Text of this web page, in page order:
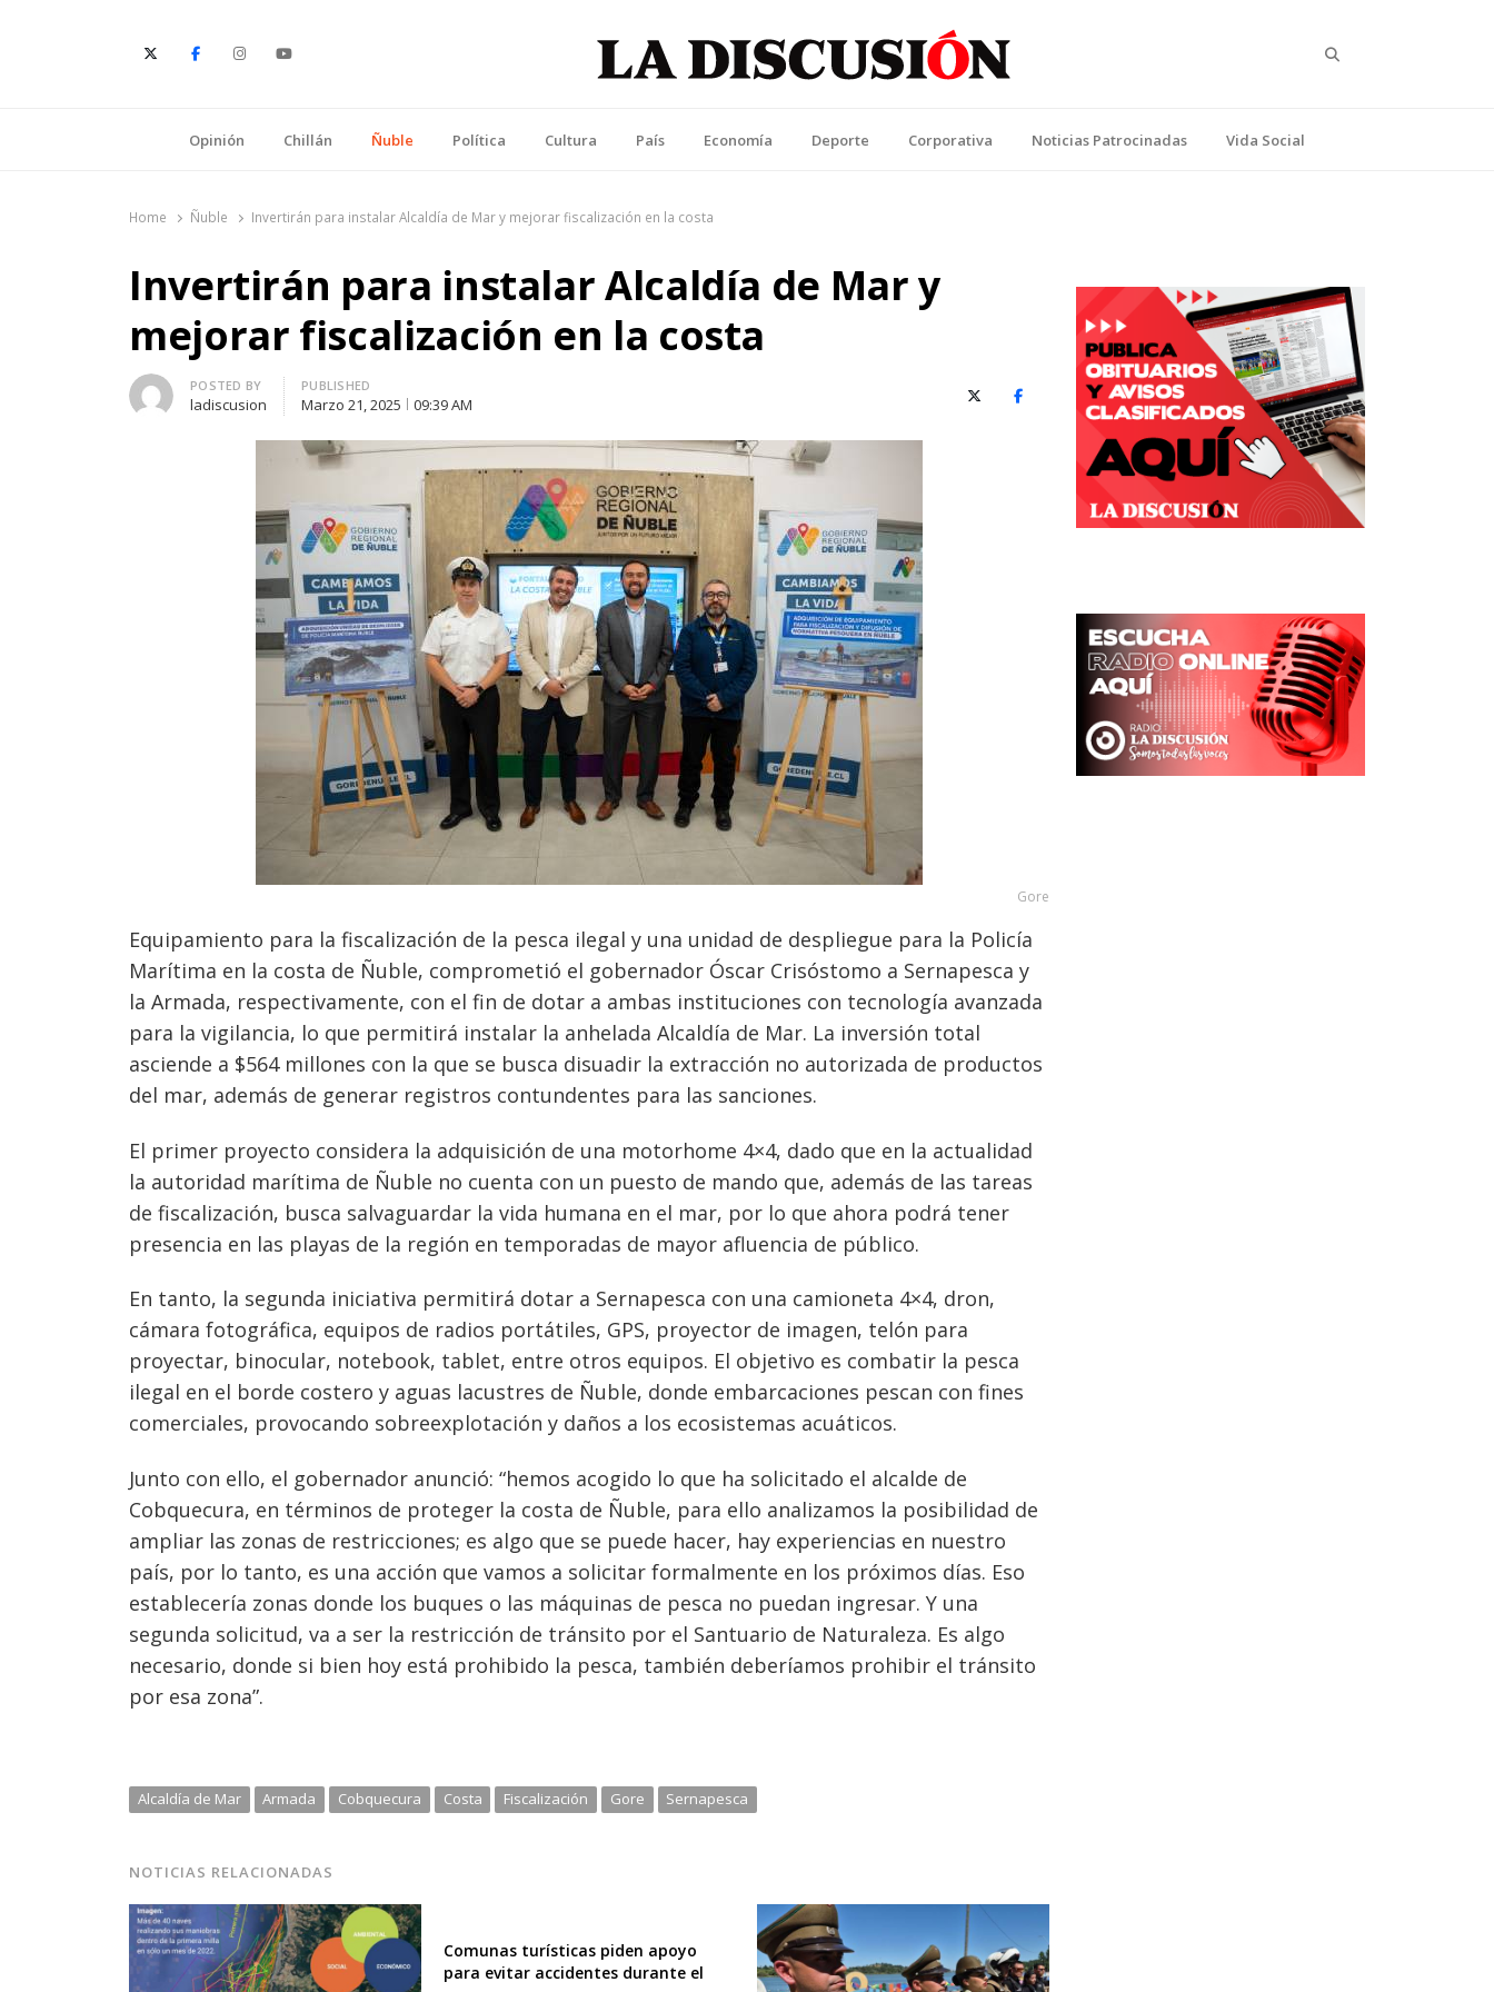
Opinión Chillán Ñuble Política Cultura País Economía Deporte Corporativa Noticias Patrocinadas Vida Social
Home Ñuble Invertirán para instalar Alcaldía de Mar y mejorar fiscalización en la costa
Invertirán para instalar Alcaldía de Mar y
mejorar fiscalización en la costa
Author
POSTED BY
ladiscusion
PUBLISHED
Marzo 21, 2025 09:39 AM X (Twitter)Facebook
Gore
Equipamiento para la fiscalización de la pesca ilegal y una unidad de despliegue para la Policía
Marítima en la costa de Ñuble, comprometió el gobernador Óscar Crisóstomo a Sernapesca y
la Armada, respectivamente, con el fin de dotar a ambas instituciones con tecnología avanzada
para la vigilancia, lo que permitirá instalar la anhelada Alcaldía de Mar. La inversión total
asciende a $564 millones con la que se busca disuadir la extracción no autorizada de productos
del mar, además de generar registros contundentes para las sanciones.
El primer proyecto considera la adquisición de una motorhome 4×4, dado que en la actualidad
la autoridad marítima de Ñuble no cuenta con un puesto de mando que, además de las tareas
de fiscalización, busca salvaguardar la vida humana en el mar, por lo que ahora podrá tener
presencia en las playas de la región en temporadas de mayor afluencia de público.
En tanto, la segunda iniciativa permitirá dotar a Sernapesca con una camioneta 4×4, dron,
cámara fotográfica, equipos de radios portátiles, GPS, proyector de imagen, telón para
proyectar, binocular, notebook, tablet, entre otros equipos. El objetivo es combatir la pesca
ilegal en el borde costero y aguas lacustres de Ñuble, donde embarcaciones pescan con fines
comerciales, provocando sobreexplotación y daños a los ecosistemas acuáticos.
Junto con ello, el gobernador anunció: “hemos acogido lo que ha solicitado el alcalde de
Cobquecura, en términos de proteger la costa de Ñuble, para ello analizamos la posibilidad de
ampliar las zonas de restricciones; es algo que se puede hacer, hay experiencias en nuestro
país, por lo tanto, es una acción que vamos a solicitar formalmente en los próximos días. Eso
establecería zonas donde los buques o las máquinas de pesca no puedan ingresar. Y una
segunda solicitud, va a ser la restricción de tránsito por el Santuario de Naturaleza. Es algo
necesario, donde si bien hoy está prohibido la pesca, también deberíamos prohibir el tránsito
por esa zona”.
Alcaldía de Mar Armada Cobquecura Costa Fiscalización Gore Sernapesca
NOTICIAS RELACIONADAS
Comunas turísticas piden apoyo
para evitar accidentes durante el
Navegación